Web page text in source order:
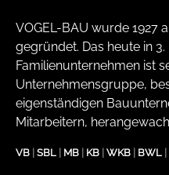
VOGEL-BAU wurde 1927
gegründet. Das heute in
Familienunternehmen ist
Unternehmensgruppe,
eigenständigen
Mitarbeitern,
VB SBL MB KB WKB BWL